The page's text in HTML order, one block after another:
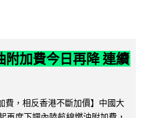
附加費今日再降 連續
費，相反香港不斷加價】中國大